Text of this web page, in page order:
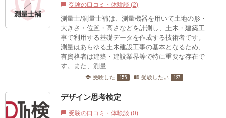
chat_bubble 受験の口コミ・体験談 (2)
測量士/測量士補は、測量機器を用いて土地の形・
大きさ・位置・高さなどを計測し、土木・建築工
事で利用する基礎データを作成する技術者です。
測量はあらゆる土木建設工事の基本となるため、
有資格者は建築・建設業界等で特に重要な存在で
す。また、測量...
school 受験した 155 menu_book 受験したい 127
デザイン思考検定
chat_bubble 受験の口コミ・体験談 (0)